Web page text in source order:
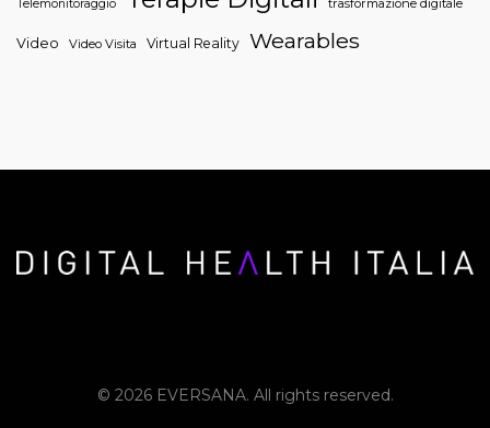
Telemonitoraggio trasformazione digitale
Video Video Visita Virtual Reality Wearables
© 2026 EVERSANA. All rights reserved.